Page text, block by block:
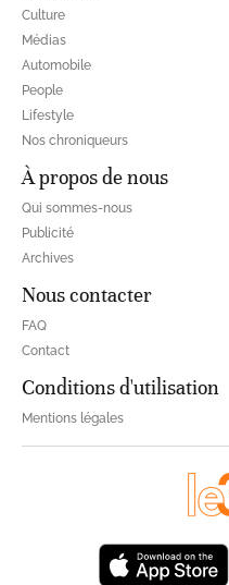
Culture
Médias
Automobile
People
Lifestyle
Nos chroniqueurs
À propos de nous
Qui sommes-nous
Publicité
Archives
Nous contacter
FAQ
Contact
Conditions d'utilisation
Mentions légales